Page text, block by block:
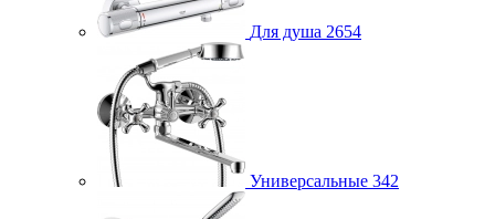
Для душа 2654
Универсальные 342